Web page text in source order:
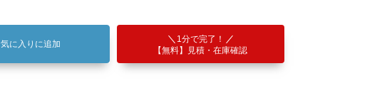
に入りに追加
1分で完了！
【無料】見積・在庫確認